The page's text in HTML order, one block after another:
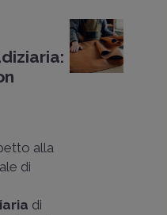
alla
di
di